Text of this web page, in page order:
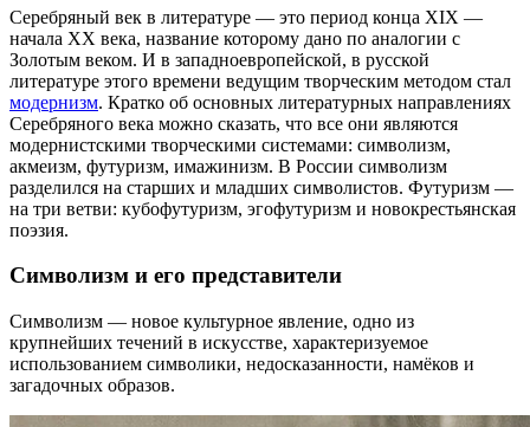
Серебряный век в литературе — это период конца XIX —
начала XX века, название которому дано по аналогии с
Золотым веком. И в западноевропейской, в русской
литературе этого времени ведущим творческим методом стал
модернизм. Кратко об основных литературных направлениях
Серебряного века можно сказать, что все они являются
модернистскими творческими системами: символизм,
акмеизм, футуризм, имажинизм. В России символизм
разделился на старших и младших символистов. Футуризм —
на три ветви: кубофутуризм, эгофутуризм и новокрестьянская
поэзия.
Символизм и его представители
Символизм — новое культурное явление, одно из
крупнейших течений в искусстве, характеризуемое
использованием символики, недосказанности, намёков и
загадочных образов.